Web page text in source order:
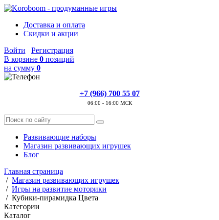
Доставка и оплата
Скидки и акции
Войти
Регистрация
В корзине 0 позиций
на сумму 0
+7 (966) 700 55 07
06:00 - 16:00 МСК
Развивающие наборы
Магазин развивающих игрушек
Блог
Главная страница
/ Магазин развивающих игрушек
/ Игры на развитие моторики
/ Кубики-пирамидка Цвета
Категории
Каталог